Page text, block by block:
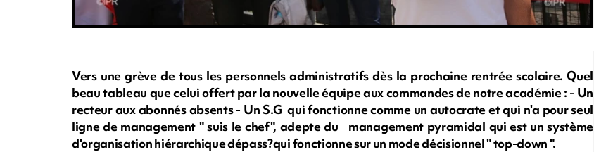
Vers une grève de tous les personnels administratifs dès la prochaine rentrée scolaire. Quel
beau tableau que celui offert par la nouvelle équipe aux commandes de notre académie : - Un
recteur aux abonnés absents - Un S.G qui fonctionne comme un autocrate et qui n'a pour seul
ligne de management " suis le chef", adepte du management pyramidal qui est un système
d'organisation hiérarchique dépass?qui fonctionne sur un mode décisionnel " top-down ".